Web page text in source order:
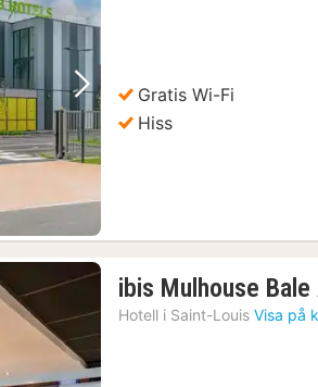
Nästa bildGratis Wi-Fi
Hiss
ibis Mulhouse
Hotell i Saint-Louis Visa på